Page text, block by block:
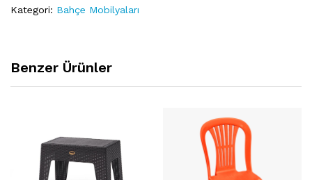
Kategori: Bahçe Mobilyaları
Benzer Ürünler